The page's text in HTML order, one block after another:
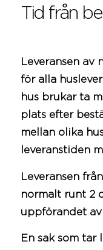
Tid från
Leveransen av
för alla
hus brukar ta
plats efter
mellan olika
leveranstiden
Leveransen
normalt runt 2
uppförandet av
En sak som